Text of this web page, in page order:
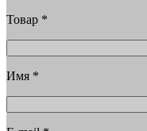
Товар *
Имя *